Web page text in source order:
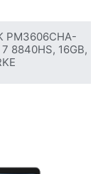
PM3606CHA-
8840HS, 16GB,